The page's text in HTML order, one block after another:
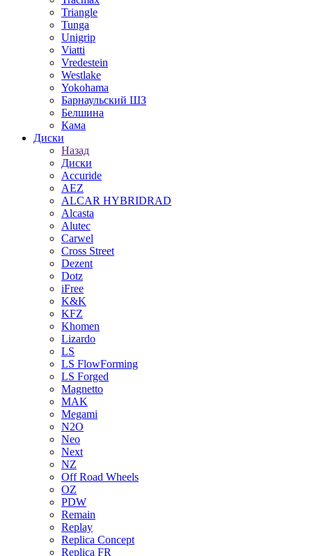
Triangle
Tunga
Unigrip
Viatti
Vredestein
Westlake
Yokohama
Барнаульский ШЗ
Белшина
Кама
Диски
Назад
Диски
Accuride
AEZ
ALCAR HYBRIDRAD
Alcasta
Alutec
Carwel
Cross Street
Dezent
Dotz
iFree
K&K
KFZ
Khomen
Lizardo
LS
LS FlowForming
LS Forged
Magnetto
MAK
Megami
N2O
Neo
Next
NZ
Off Road Wheels
OZ
PDW
Remain
Replay
Replica Concept
Replica FR